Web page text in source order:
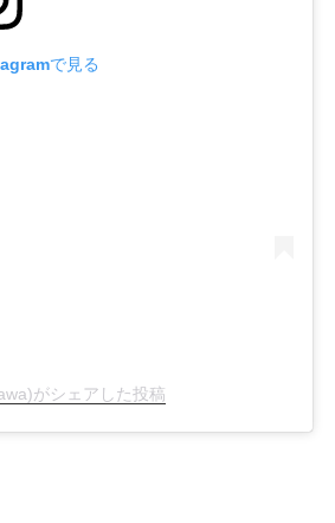
で見る
がシェアした投稿